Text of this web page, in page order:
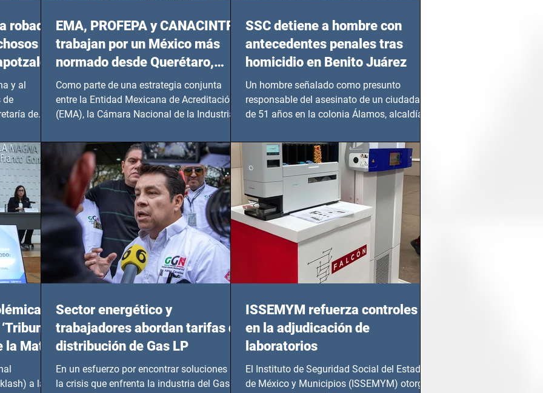
robada
y al
de
de
EMA, PROFEPA y CANACINTRA
trabajan por un México más
normado desde Querétaro,
Hidalgo y BCS
Como parte de una estrategia conjunta
entre la Entidad Mexicana de Acreditación
(EMA), la Cámara Nacional de la Industria
SSC detiene a hombre con
antecedentes penales tras
homicidio en Benito Juárez
Un hombre señalado como presunto
responsable del asesinato de un ciudadano
de 51 años en la colonia Álamos, alcaldía
Mata
a las
Sector energético y
trabajadores abordan tarifas de
distribución de Gas LP
En un esfuerzo por encontrar soluciones a
la crisis que enfrenta la industria del Gas LP,
ISSEMYM refuerza controles
en la adjudicación de
laboratorios
El Instituto de Seguridad Social del Estado
de México y Municipios (ISSEMYM) otorgó